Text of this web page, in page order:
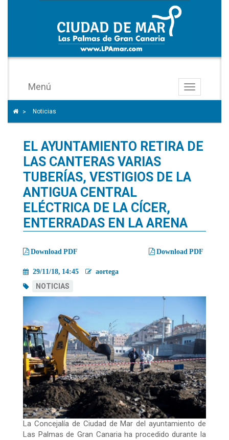
Toggle
navigation
Menú
Icono de Home para ir a la página de inicio
>
para
separar
enlaces
del
rastro
de
migas
Noticias
EL AYUNTAMIENTO RETIRA DE
LAS CANTERAS VARIAS
TUBERÍAS, VESTIGIOS DE LA
ANTIGUA CENTRAL
ELÉCTRICA DE LA CÍCER,
ENTERRADAS EN LA ARENA
Download PDF
Download PDF
29/11/18, 14:45 aortega
NOTICIAS
La Concejalía de Ciudad de Mar del ayuntamiento de
Las Palmas de Gran Canaria ha procedido durante la